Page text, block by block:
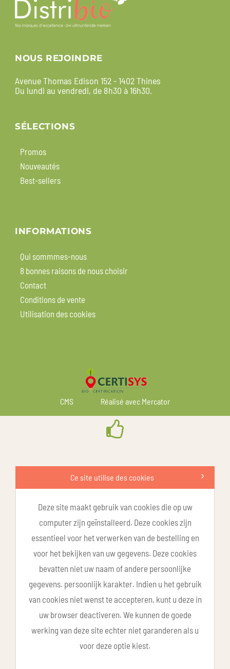
NOUS REJOINDRE
Avenue Thomas Edison 152 - 1402 Thines
Du lundi au vendredi, de 8h30 à 16h30.
SÉLECTIONS
Promos
Nouveautés
Best-sellers
INFORMATIONS
Qui sommmes-nous
8 bonnes raisons de nous choisir
Contact
Conditions de vente
Utilisation des cookies
CMS Réalisé avec Mercator
Ce site utilise des cookies
Deze site maakt gebruik van cookies die op uw
computer zijn geïnstalleerd. Deze cookies zijn
essentieel voor het verwerken van de bestelling en
voor het bekijken van uw gegevens. Deze cookies
bevatten niet uw naam of andere persoonlijke
gegevens. persoonlijk karakter. Indien u het gebruik
van cookies niet wenst te accepteren, kunt u deze in
uw browser deactiveren. We kunnen de goede
werking van deze site echter niet garanderen als u
voor deze optie kiest.